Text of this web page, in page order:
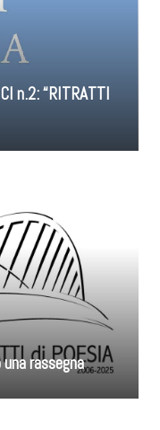
n.2: “RITRATTI
rassegna